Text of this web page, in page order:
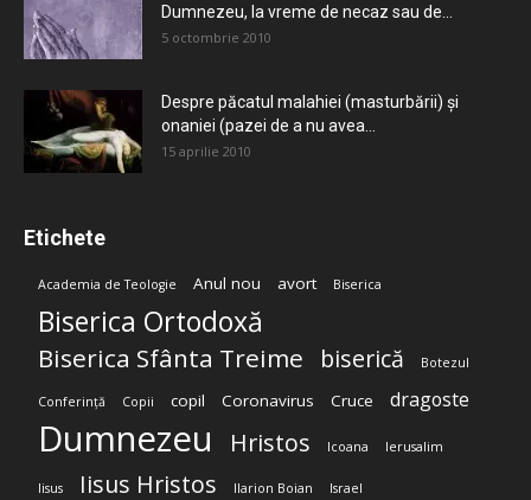
Dumnezeu, la vreme de necaz sau de...
5 octombrie 2010
Despre păcatul malahiei (masturbării) şi
onaniei (pazei de a nu avea...
15 aprilie 2010
Etichete
Academia de Teologie Anul nou avort Biserica
Biserica Ortodoxă
Biserica Sfânta Treime biserică Botezul
Conferință Copii copil Coronavirus Cruce dragoste
Dumnezeu Hristos Icoana Ierusalim
Iisus Iisus Hristos Ilarion Boian Israel